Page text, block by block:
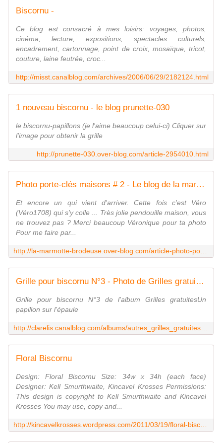
Biscornu -
Ce blog est consacré à mes loisirs: voyages, photos,
cinéma, lecture, expositions, spectacles culturels,
encadrement, cartonnage, point de croix, mosaïque, tricot,
couture, laine feutrée, croc...
http://misst.canalblog.com/archives/2006/06/29/2182124.html
1 nouveau biscornu - le blog prunette-030
le biscornu-papillons (je l'aime beaucoup celui-ci) Cliquer sur
l'image pour obtenir la grille
http://prunette-030.over-blog.com/article-2954010.html
Photo porte-clés maisons # 2 - Le blog de la marmotte brodeuse
Et encore un qui vient d'arriver. Cette fois c'est Véro
(Véro1708) qui s'y colle ... Très jolie pendouille maison, vous
ne trouvez pas ? Merci beaucoup Véronique pour ta photo
Pour me faire par...
Grille pour biscornu N°3 - Photo de Grilles gratuites - Un papillon sur l'épaule
Grille pour biscornu N°3 de l'album Grilles gratuitesUn
papillon sur l'épaule
Floral Biscornu
Design: Floral Biscornu Size: 34w x 34h (each face)
Designer: Kell Smurthwaite, Kincavel Krosses Permissions:
This design is copyright to Kell Smurthwaite and Kincavel
Krosses You may use, copy and...